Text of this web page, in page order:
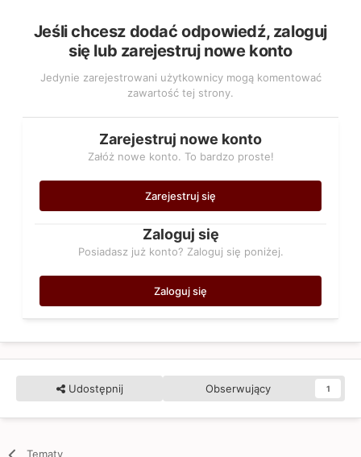
Jeśli chcesz dodać odpowiedź, zaloguj
się lub zarejestruj nowe konto
Jedynie zarejestrowani użytkownicy mogą komentować
zawartość tej strony.
Zarejestruj nowe konto
Załóż nowe konto. To bardzo proste!
Zarejestruj się
Zaloguj się
Posiadasz już konto? Zaloguj się poniżej.
Zaloguj się
Udostępnij Obserwujący 1
Tematy